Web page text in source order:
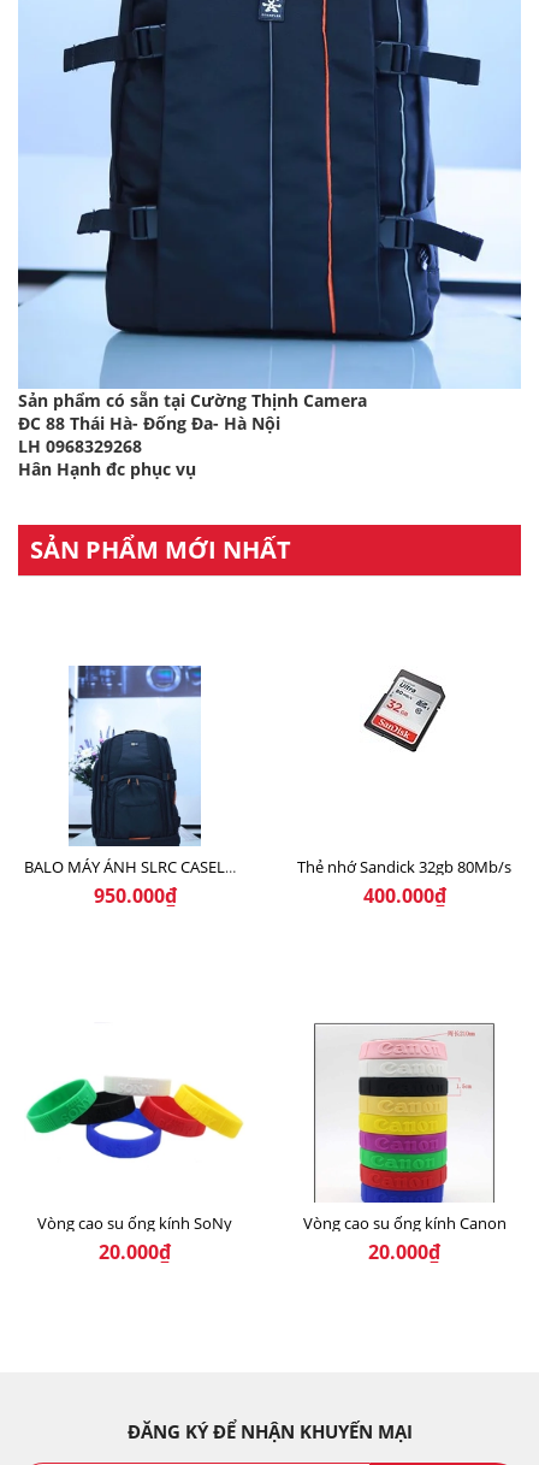
Sản phẩm có sẵn tại Cường Thịnh Camera
ĐC 88 Thái Hà- Đống Đa- Hà Nội
LH 0968329268
Hân Hạnh đc phục vụ
SẢN PHẨM MỚI NHẤT
BALO MÁY ẢNH SLRC CASELOGIC 206 BLACK
950.000₫
Thẻ nhớ Sandick 32gb 80Mb/s
400.000₫
Vòng cao su ống kính SoNy
20.000₫
Vòng cao su ống kính Canon
20.000₫
ĐĂNG KÝ ĐỂ NHẬN KHUYẾN MẠI